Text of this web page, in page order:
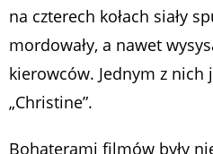
na czterech kołach siały
mordowały, a nawet
kierowców. Jednym z nich
„Christine”.
Bohaterami filmów były